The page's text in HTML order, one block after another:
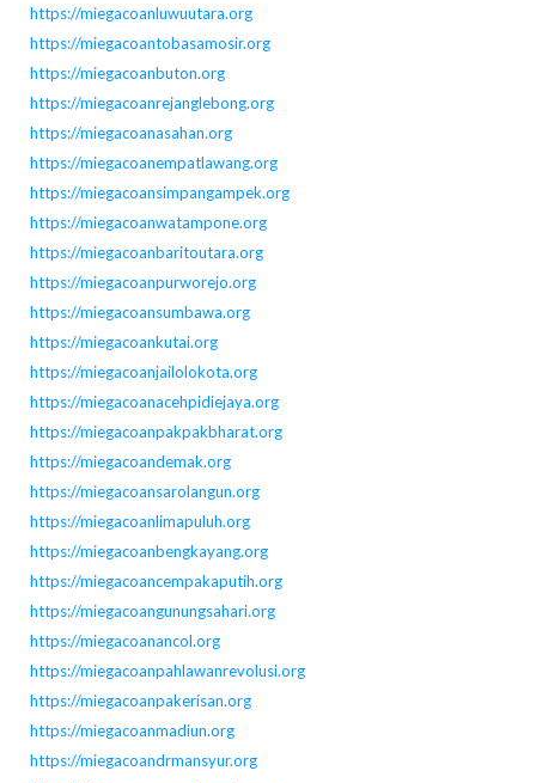
https://miegacoanluwuutara.org
https://miegacoantobasamosir.org
https://miegacoanbuton.org
https://miegacoanrejanglebong.org
https://miegacoanasahan.org
https://miegacoanempatlawang.org
https://miegacoansimpangampek.org
https://miegacoanwatampone.org
https://miegacoanbaritoutara.org
https://miegacoanpurworejo.org
https://miegacoansumbawa.org
https://miegacoankutai.org
https://miegacoanjailolokota.org
https://miegacoanacehpidiejaya.org
https://miegacoanpakpakbharat.org
https://miegacoandemak.org
https://miegacoansarolangun.org
https://miegacoanlimapuluh.org
https://miegacoanbengkayang.org
https://miegacoancempakaputih.org
https://miegacoangunungsahari.org
https://miegacoanancol.org
https://miegacoanpahlawanrevolusi.org
https://miegacoanpakerisan.org
https://miegacoanmadiun.org
https://miegacoandrmansyur.org